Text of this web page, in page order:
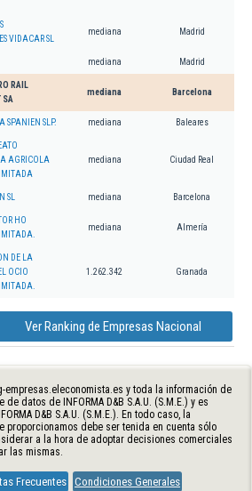
VIDACAR SL
mediana Madrid
mediana Madrid
RAIL
SA
mediana Barcelona
SPANIEN SLP. mediana Baleares
AGRICOLA
mediana Ciudad Real
SL mediana Barcelona
HO
mediana Almería
DE LA
OCIO
1.262.342 Granada
Ver Ranking de Empresas Nacional
y toda la información de
datos de INFORMA D&B S.A.U. (S.M.E.) y es
D&B S.A.U. (S.M.E.). En todo caso, la
proporcionamos debe ser tenida en cuenta sólo
a la hora de adoptar decisiones comerciales
las mismas.
Frecuentes Condiciones Generales